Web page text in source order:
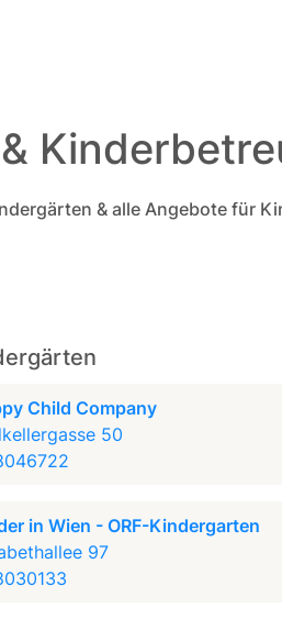
& alle Angebote für
Child Company
50
in Wien - ORF-Kindergarten
97